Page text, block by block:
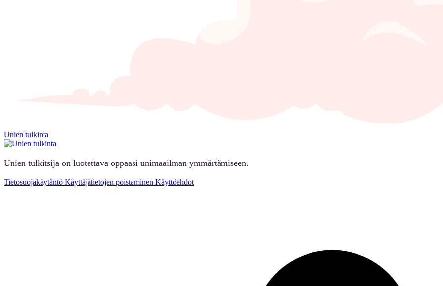
Unien tulkinta
Unien tulkitsija on luotettava oppaasi unimaailman ymmärtämiseen.
Tietosuojakäytäntö Käyttäjätietojen poistaminen Käyttöehdot